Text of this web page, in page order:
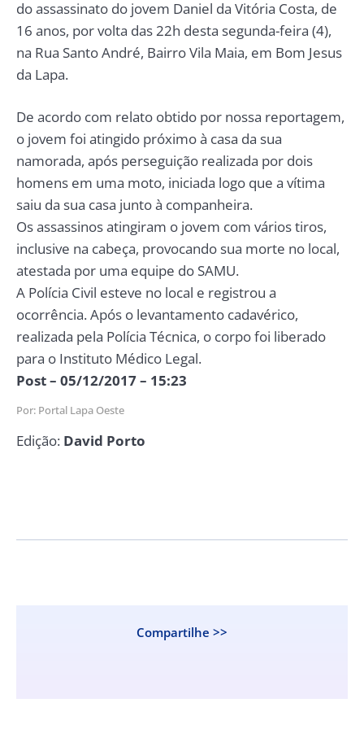
do assassinato do jovem Daniel da Vitória Costa, de
16 anos, por volta das 22h desta segunda-feira (4),
na Rua Santo André, Bairro Vila Maia, em Bom Jesus
da Lapa.
De acordo com relato obtido por nossa reportagem,
o jovem foi atingido próximo à casa da sua
namorada, após perseguição realizada por dois
homens em uma moto, iniciada logo que a vítima
saiu da sua casa junto à companheira.
Os assassinos atingiram o jovem com vários tiros,
inclusive na cabeça, provocando sua morte no local,
atestada por uma equipe do SAMU.
A Polícia Civil esteve no local e registrou a
ocorrência. Após o levantamento cadavérico,
realizada pela Polícia Técnica, o corpo foi liberado
para o Instituto Médico Legal.
Post – 05/12/2017 – 15:23
Por: Portal Lapa Oeste
Edição: David Porto
Compartilhe >>